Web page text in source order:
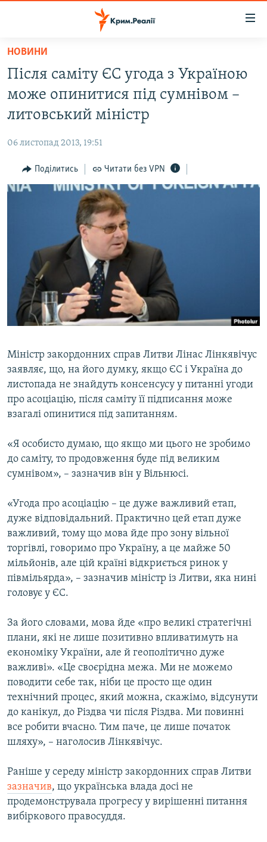
Перейти
основного
матеріалу
до
основної
Перейти
до
БЛОГИ
ПОГЛЯД
ІНТЕРВ'Ю
СПЕЦПРОЕКТИ
ДЕПОРТАЦІЯ
ВІДЕОУРОКИ «ELIFBE»
СВІДЧЕННЯ ОКУПАЦІЇ
УКРАЇНСЬКА ПРОБЛЕМА КРИМУ
ЯК ОБІЙТИ БЛОКУВАННЯ
Русский
Qırımtatar
Усі сайти RFE/RL
НОВИНИ
Після саміту ЄС угода з Україною
може опинитися під сумнівом –
литовський міністр
06 листопад 2013, 19:51
Поділитись Читати без VPN
Міністр закордонних справ Литви Лінас Лінкявічус
заявляє, що, на його думку, якщо ЄС і Україна до
листопада не знайдуть консенсусу у питанні угоди
про асоціацію, після саміту її підписання може
взагалі опинитися під запитанням.
«Я особисто думаю, що якщо ми цього не зробимо
до саміту, то продовження буде під великим
сумнівом», – зазначив він у Вільнюсі.
«Угода про асоціацію – це дуже важливий етап,
дуже відповідальний. Практично цей етап дуже
важливий, тому що мова йде про зону вільної
торгівлі, говоримо про Україну, а це майже 50
мільйонів, але цій країні відкриється ринок у
півмільярда», – зазначив міністр із Литви, яка нині
головує у ЄС.
За його словами, мова йде «про великі стратегічні
плани, які не лише позитивно впливатимуть на
економіку України, але й геополітично дуже
важливі». «Це своєрідна межа. Ми не можемо
поводити себе так, ніби це просто ще один
технічний процес, який можна, скажімо, відсунути
до канікул, до Різдва чи після Різдва. Ми повинні
все робити вчасно. Тим паче, це лише початок
шляху», – наголосив Лінкявічус.
Раніше у середу міністр закордонних справ Литви
зазначив, що українська влада досі не
продемонструвала прогресу у вирішенні питання
вибіркового правосуддя.